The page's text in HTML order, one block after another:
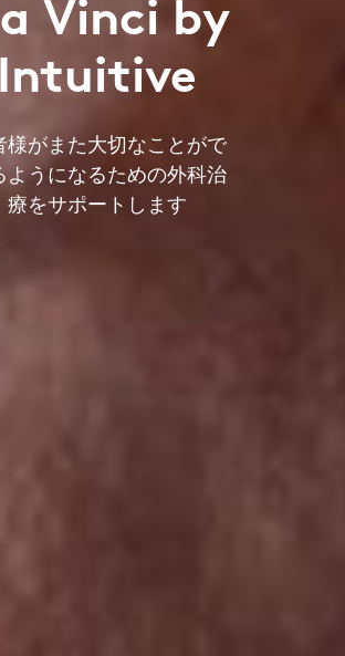
Vinci by
Intuitive
様がまた大切なことがで
ようになるための外科治
療をサポートします